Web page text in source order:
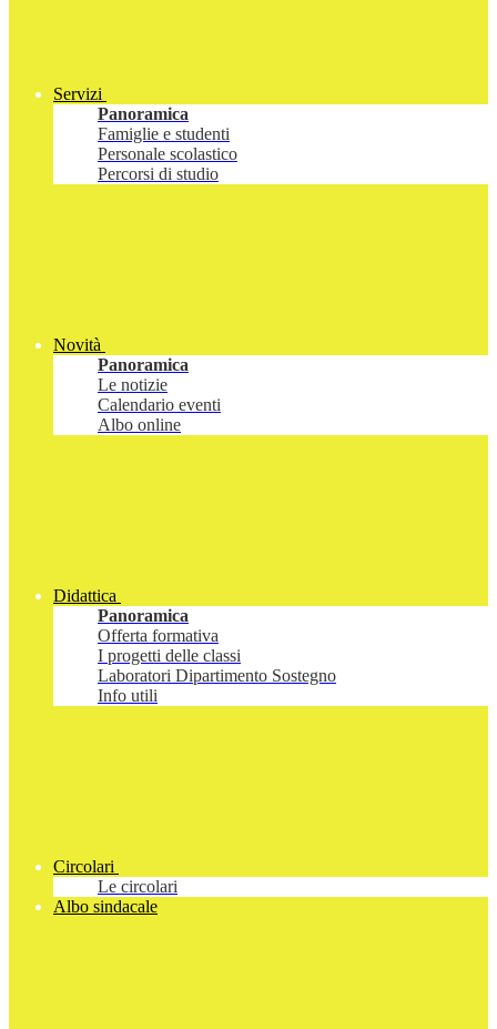
Servizi
Panoramica
Famiglie e studenti
Personale scolastico
Percorsi di studio
Novità
Panoramica
Le notizie
Calendario eventi
Albo online
Didattica
Panoramica
Offerta formativa
I progetti delle classi
Laboratori Dipartimento Sostegno
Info utili
Circolari
Le circolari
Albo sindacale